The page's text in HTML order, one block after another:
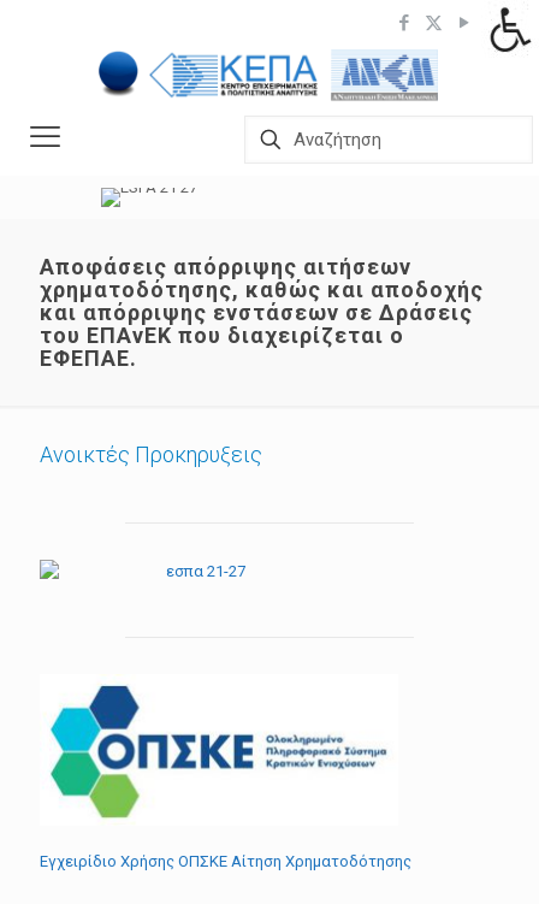
Αποφάσεις απόρριψης αιτήσεων
χρηματοδότησης, καθώς και αποδοχής
και απόρριψης ενστάσεων σε Δράσεις
του ΕΠΑνΕΚ που διαχειρίζεται ο
ΕΦΕΠΑΕ.
Ανοικτές Προκηρυξεις
Εγχειρίδιο Χρήσης ΟΠΣΚΕ Αίτηση Χρηματοδότησης